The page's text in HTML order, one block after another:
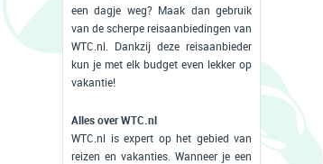
een dagje weg? Maak dan gebruik
van de scherpe reisaanbiedingen van
WTC.nl. Dankzij deze reisaanbieder
kun je met elk budget even lekker op
vakantie!
Alles over WTC.nl
WTC.nl is expert op het gebied van
reizen en vakanties. Wanneer je een